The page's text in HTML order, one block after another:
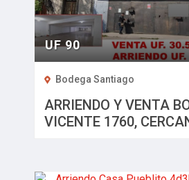
UF 90
Bodega Santiago
ARRIENDO Y VENTA
VICENTE 1760,